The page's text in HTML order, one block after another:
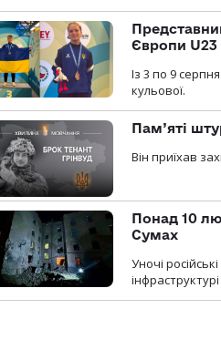
Європи U23
Із 3 по 9
кульової.
Пам’яті
Він приїхав
Понад 10
Сумах
Уночі
інфраструктурі